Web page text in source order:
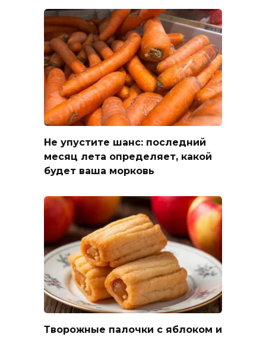
Не упустите шанс: последний
месяц лета определяет, какой
будет ваша морковь
Творожные палочки с яблоком и